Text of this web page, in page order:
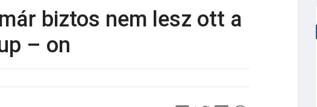
biztos nem lesz ott a
– on